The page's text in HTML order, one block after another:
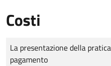
Costi
Tipo di pagamento
Importo
La presentazione della
pagamento